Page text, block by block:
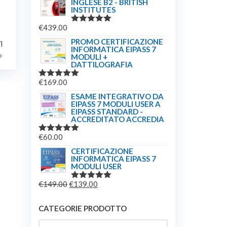
INGLESE B2 - BRITISH
INSTITUTES
€439.00
PROMO CERTIFICAZIONE
INFORMATICA EIPASS 7
MODULI +
DATTILOGRAFIA
VALUTATO
5.00SU 5
€169.00
ESAME INTEGRATIVO DA
EIPASS 7 MODULI USER A
EIPASS STANDARD -
ACCREDITATO ACCREDIA
VALUTATO
5.00SU 5
€60.00
CERTIFICAZIONE
INFORMATICA EIPASS 7
MODULI USER
VALUTATO
€149.00IL
ORIGINALE
ERA:
€139.00
ATTUALE
È:
CATEGORIE PRODOTTO